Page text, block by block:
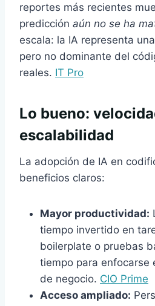
reportes más recientes
predicción aún no se ha
escala: la IA representa
pero no dominante del
reales. IT Pro
Lo bueno:
escalabilidad
La adopción de IA en
beneficios claros:
Mayor productividad:
tiempo invertido en
boilerplate o pruebas
tiempo para enfocarse
de negocio. CIO Prime
Acceso ampliado: